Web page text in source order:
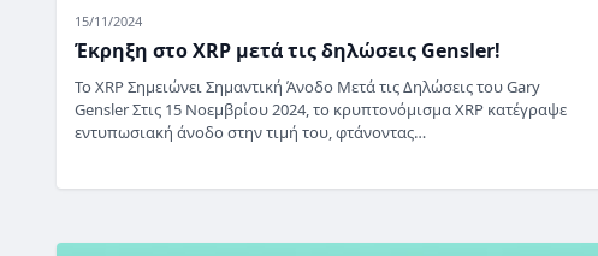
15/11/2024
Έκρηξη στο XRP μετά τις δηλώσεις Gensler!
Το XRP Σημειώνει Σημαντική Άνοδο Μετά τις Δηλώσεις του Gary
Gensler Στις 15 Νοεμβρίου 2024, το κρυπτονόμισμα XRP κατέγραψε
εντυπωσιακή άνοδο στην τιμή του, φτάνοντας…